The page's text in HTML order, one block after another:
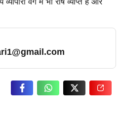
… Read More